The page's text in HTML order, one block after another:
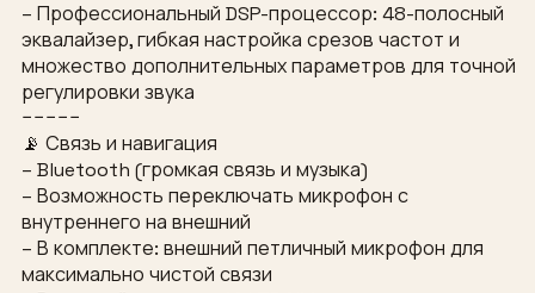
– Профессиональный DSP-процессор: 48-полосный
эквалайзер, гибкая настройка срезов частот и
множество дополнительных параметров для точной
регулировки звука
−−−−−
📡 Связь и навигация
– Bluetooth (громкая связь и музыка)
– Возможность переключать микрофон с
внутреннего на внешний
– В комплекте: внешний петличный микрофон для
максимально чистой связи